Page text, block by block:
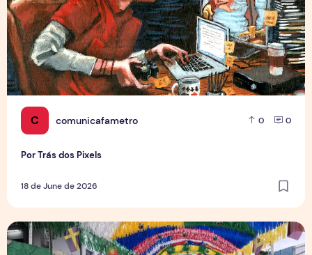
C comunicafametro 0 0
Por Trás dos Pixels
18 de June de 2026
Rua da Copa na Compensa: Os preparativos da Semulsp